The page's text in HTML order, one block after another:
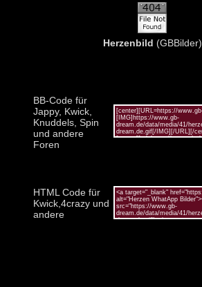
Herzenbild (GBBilder)
BB-Code für
Jappy, Kwick,
Knuddels, Spin
und andere
Foren
HTML Code für
Kwick,4crazy und
andere